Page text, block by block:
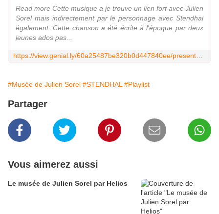
Read more Cette musique a je trouve un lien fort avec Julien
Sorel mais indirectement par le personnage avec Stendhal
également. Cette chanson a été écrite à l'époque par deux
jeunes ados pas...
#Musée de Julien Sorel #STENDHAL #Playlist
Partager
Vous aimerez aussi
Le musée de Julien Sorel par Helios